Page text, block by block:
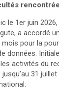
le 1er juin
a accordé
pour la
données.
activités du
31